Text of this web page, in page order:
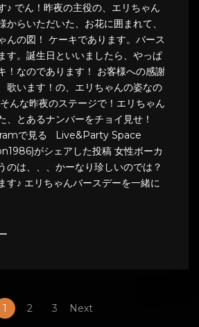
♪ でん！昨夜の主役の、エリちゃん
からいただいた、お花に囲まれて、
んの図！ ケーキであります。バース
す。誕生日といいましたら、やっぱ
！なのであります！ お客様への感謝
歌います！の、エリちゃんの姿なの
んな昨夜のステージで！エリちゃん
、とあるナンバーをチョイ見せ！
で見る Live&Party Space
がシェアした投稿 女性ボーカ
のは、、、かーなり珍しいのでは？
す♪ エリちゃんバースデーを一緒に
1 2 3 Next